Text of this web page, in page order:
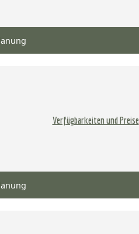
Verfügbarkeiten und Preise